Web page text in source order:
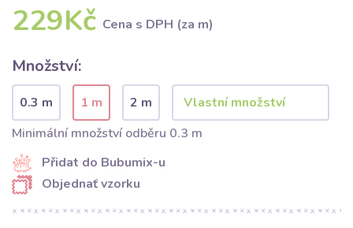
229Kč Cena s DPH (za m)
Množství:
0.3 m 1 m
2 m
Minimální množství odběru 0.3 m
Přidat do Bubumix-u
Objednať vzorku